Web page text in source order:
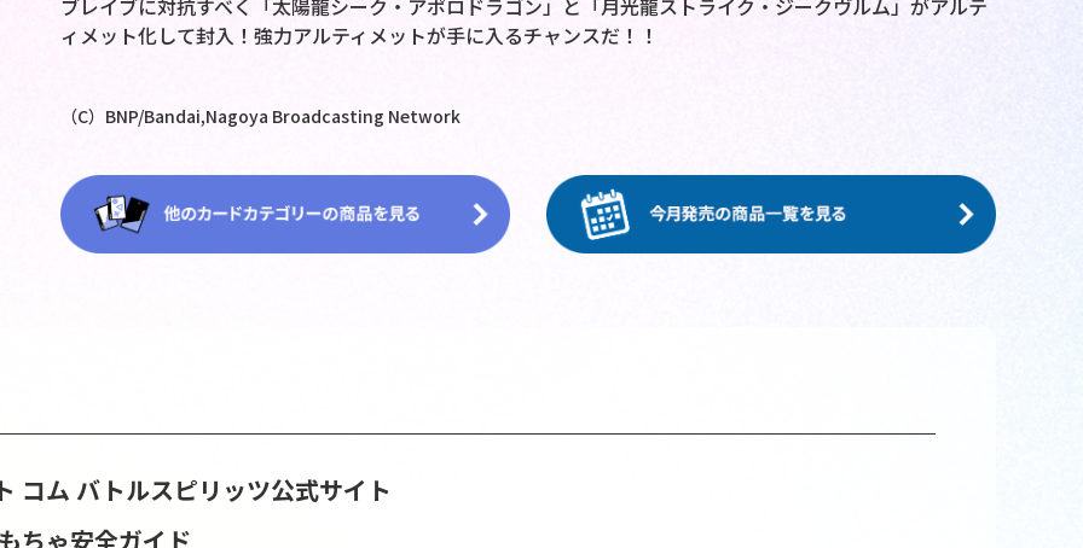
ブレイブに対抗すべく「太陽龍シーク・アポロドラゴン」と「月光龍ストライク・ジークヴルム」がアルテ
ィメット化して封入！強力アルティメットが手に入るチャンスだ！！
（C）BNP/Bandai,Nagoya Broadcasting Network
コム バトルスピリッツ公式サイト
ちゃ安全ガイド